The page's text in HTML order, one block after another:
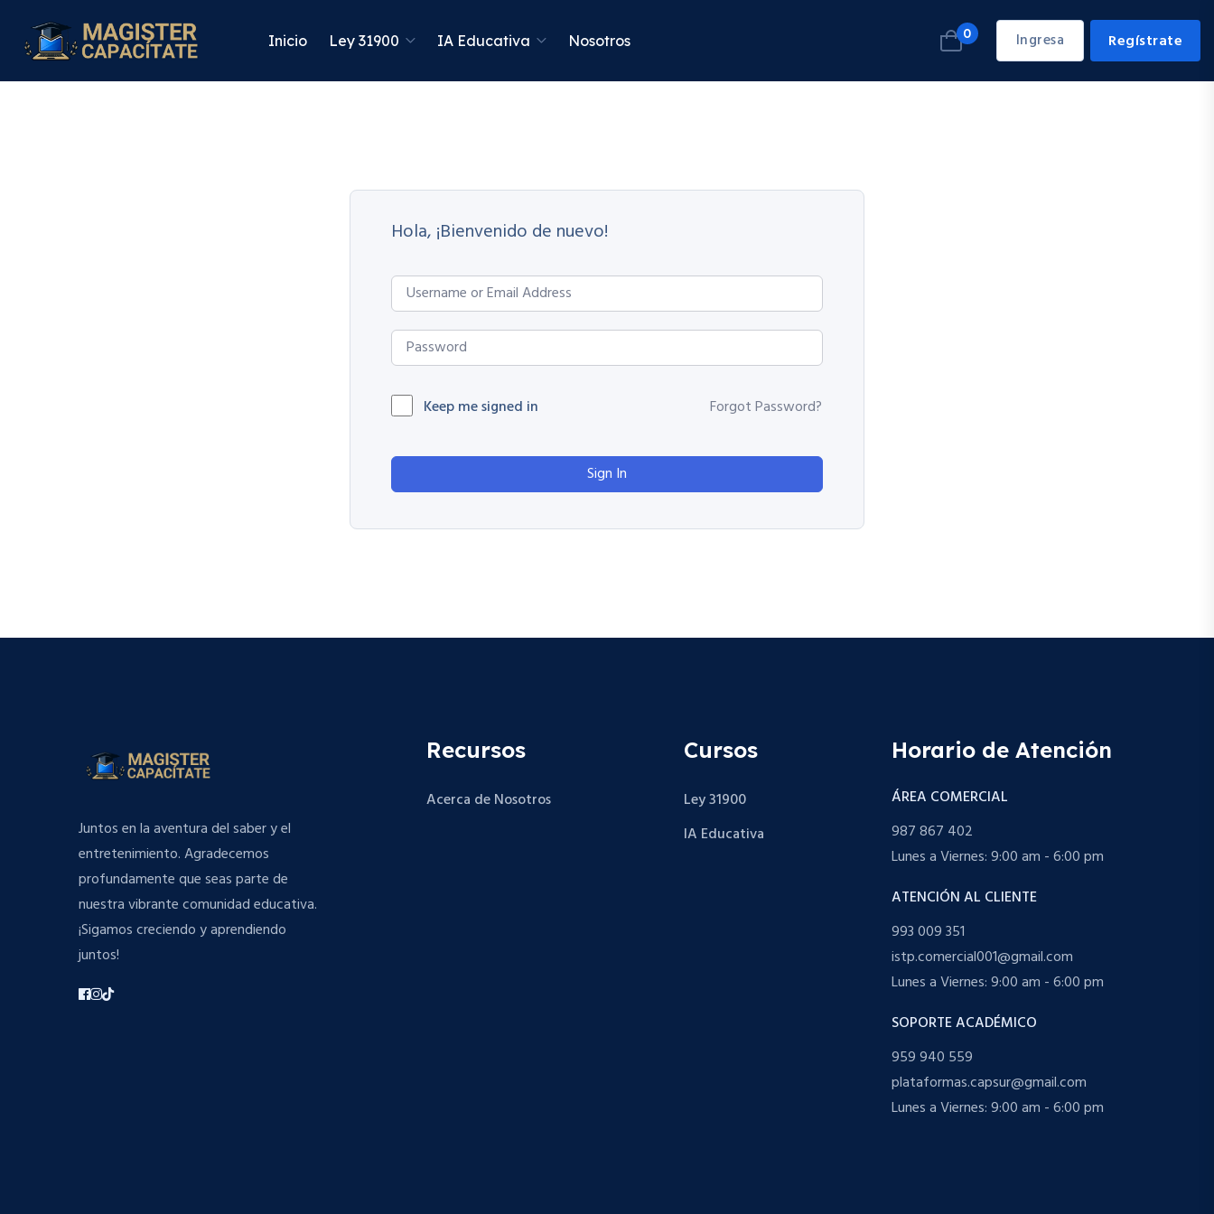
Inicio Ley 31900 IA Educativa Nosotros 0 Ingresa Regístrate
Hola, ¡Bienvenido de nuevo!
Keep me signed in Forgot Password?
Sign In
Juntos en la aventura del saber y el
entretenimiento. Agradecemos
profundamente que seas parte de
nuestra vibrante comunidad educativa.
¡Sigamos creciendo y aprendiendo
juntos!
Recursos
Acerca de Nosotros
Cursos
Ley 31900
IA Educativa
Horario de Atención
ÁREA COMERCIAL
987 867 402
Lunes a Viernes: 9:00 am - 6:00 pm
ATENCIÓN AL CLIENTE
993 009 351
istp.comercial001@gmail.com
Lunes a Viernes: 9:00 am - 6:00 pm
SOPORTE ACADÉMICO
959 940 559
plataformas.capsur@gmail.com
Lunes a Viernes: 9:00 am - 6:00 pm